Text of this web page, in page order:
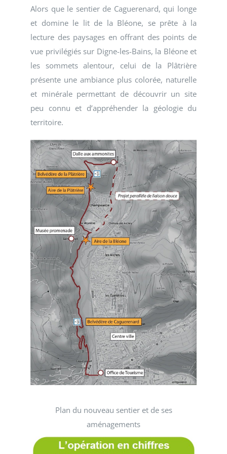
Alors que le sentier de Caguerenard, qui longe
et domine le lit de la Bléone, se prête à la
lecture des paysages en offrant des points de
vue privilégiés sur Digne-les-Bains, la Bléone et
les sommets alentour, celui de la Plâtrière
présente une ambiance plus colorée, naturelle
et minérale permettant de découvrir un site
peu connu et d’appréhender la géologie du
territoire.
Plan du nouveau sentier et de ses
aménagements